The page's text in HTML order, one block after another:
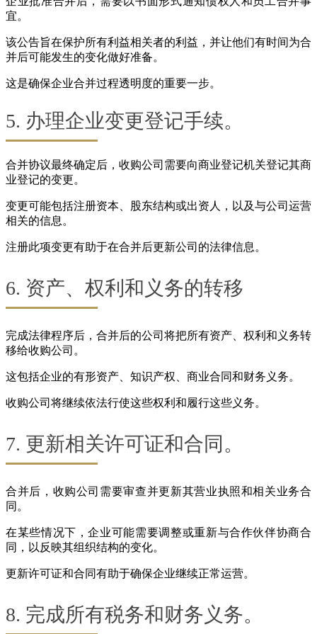
宜。
该公告旨在保护所有利益相关者的利益，并让他们有时间为合
并后可能发生的变化做好准备。
这是确保企业合并过程透明度的重要一步。
5. 办理企业变更登记手续。
合并协议最终确定后，收购公司需要向商业登记机关登记其商
业登记的变更。
变更可能包括注册资本、股东结构或出资人，以及与公司运营
相关的信息。
注册此项变更有助于在合并后更新公司的法律信息。
6. 资产、权利和义务的转移
完成法律程序后，合并后的公司将把所有资产、权利和义务转
移给收购公司。
这包括企业的有形资产、知识产权、商业合同和财务义务。
收购公司将继续依法行使这些权利和履行这些义务。
7. 更新相关许可证和合同。
合并后，收购公司需要审查并更新其营业执照和相关业务合
同。
在某些情况下，企业可能需要调整或重新与合作伙伴协商合
同，以反映其组织结构的变化。
更新许可证和合同有助于确保企业继续正常运营。
8. 完成所有税务和财务义务。